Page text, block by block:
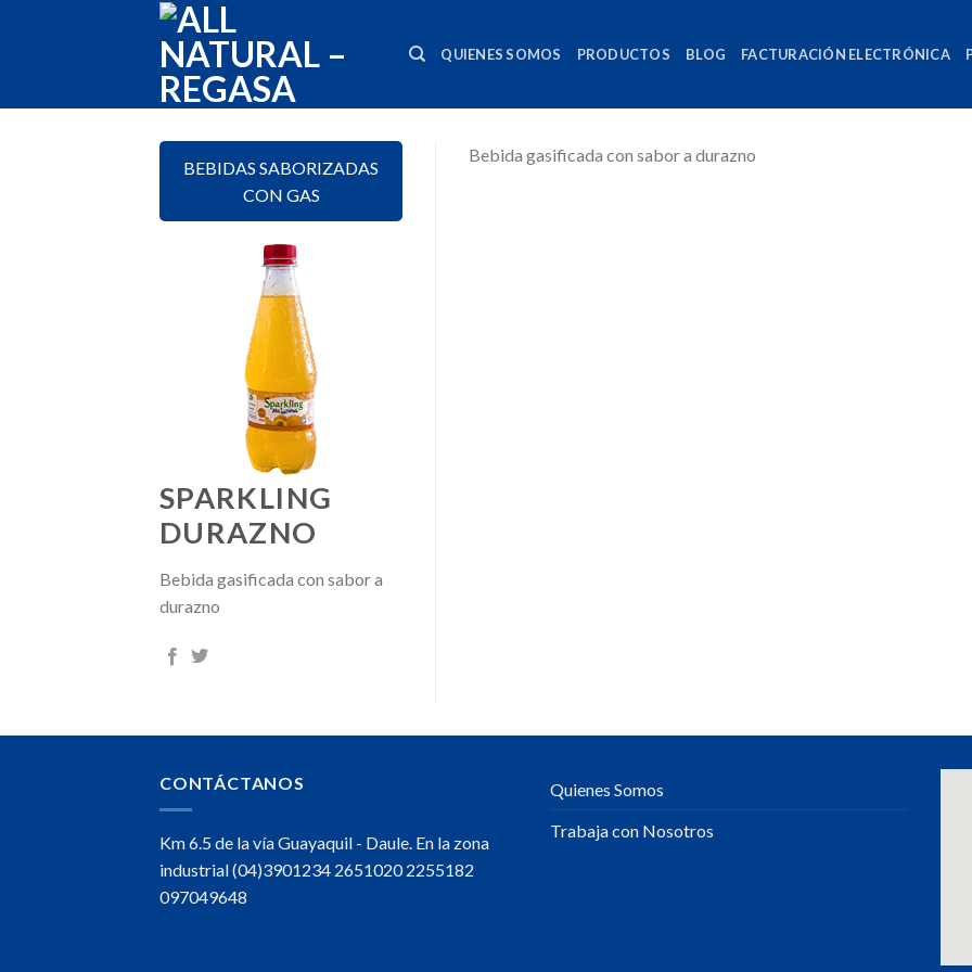
QUIENES SOMOS PRODUCTOS BLOG FACTURACIÓN ELECTRÓNICA
BEBIDAS SABORIZADAS
CON GAS
SPARKLING
DURAZNO
Bebida gasificada con sabor a
durazno
Bebida gasificada con sabor a durazno
CONTÁCTANOS
Km 6.5 de la vía Guayaquil - Daule. En la zona
industrial (04)3901234 2651020 2255182
097049648
Quienes Somos
Trabaja con Nosotros